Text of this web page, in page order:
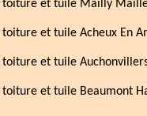
toiture et tuile Mailly
et tuile Acheux En
toiture et tuile
et tuile Beaumont